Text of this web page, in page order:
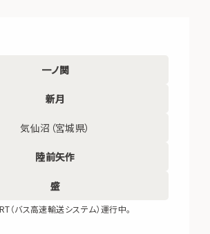
一ノ関
新月
気仙沼（宮城県）
陸前矢作
盛
バス高速輸送システム）運行中。